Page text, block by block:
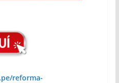
reforma-